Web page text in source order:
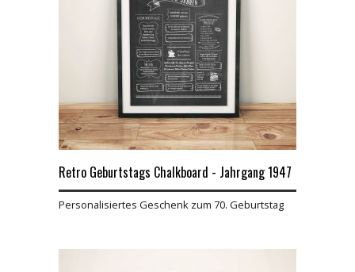
Retro Geburtstags Chalkboard - Jahrgang 1947
Personalisiertes Geschenk zum 70. Geburtstag